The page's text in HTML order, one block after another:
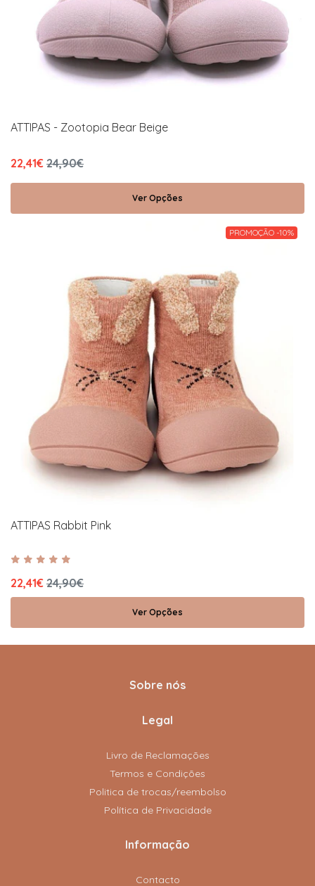
ATTIPAS - Zootopia Bear Beige
22,41€ 24,90€
Ver Opções
PROMOÇÃO -10%
ATTIPAS Rabbit Pink
22,41€ 24,90€
Ver Opções
Sobre nós
Legal
Livro de Reclamações
Termos e Condições
Politica de trocas/reembolso
Política de Privacidade
Informação
Contacto